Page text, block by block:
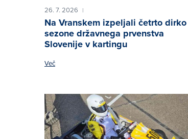
26. 7. 2026 |
Na Vranskem izpeljali četrto dirko
sezone državnega prvenstva
Slovenije v kartingu
Več